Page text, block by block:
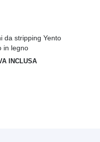
da stripping Yento
in legno
INCLUSA